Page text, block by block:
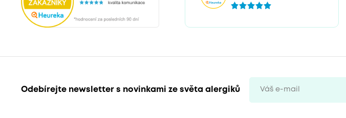
Odebírejte newsletter s novinkami ze světa alergiků